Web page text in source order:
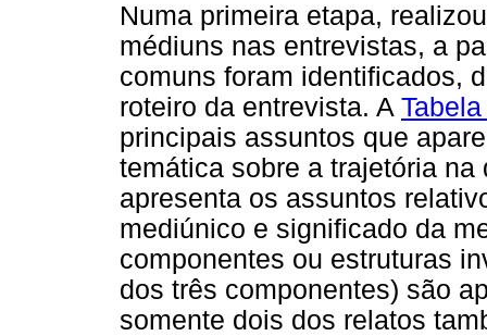
Numa primeira etapa,
médiuns nas entrevistas, a
comuns foram identificados,
roteiro da entrevista. A
principais assuntos que
temática sobre a trajetória
apresenta os assuntos
mediúnico e significado da
componentes ou estruturas
dos três componentes) são
somente dois dos relatos